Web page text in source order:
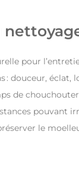
pour
: douceur,
de
pouvant
le